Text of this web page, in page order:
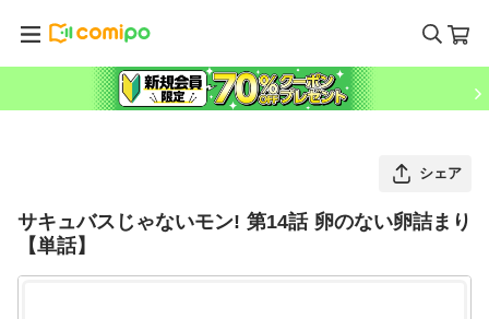
シェア
サキュバスじゃないモン! 第14話 卵のない卵詰まり
【単話】